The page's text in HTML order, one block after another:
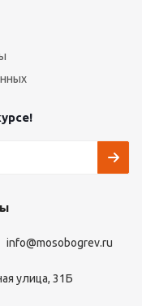
info@mosobogrev.ru
улица, 31Б